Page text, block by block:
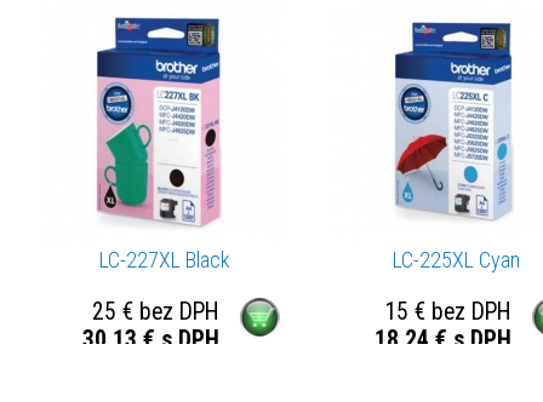
LC-227XL Black
25 € bez DPH
30,13 € s DPH
LC-225XL Cyan
15 € bez DPH
18,24 € s DPH